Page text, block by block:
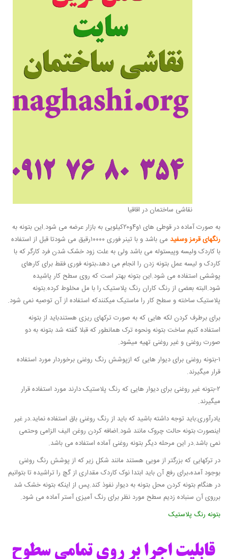
نقاشی ساختمان در اقاقیا
به صورت آماده در قوطی های ۱و۴و۲۰کیلویی به بازار عرضه می شود.این بتونه به
رنگهای قرمز وسفید
می باشد و با تینر فوری ۱۰۰۰۰رقیق می شودتا قبل از استفاده
با کاردک ولیسه وپیستوله می باشد ولی به علت زود خشک شدن فرد کارگر که با
کاردک و لیسه عمل بتونه زدن را انجام می دهد،بتونه فوری فقط برای کارهای
پوششی استفاده می شود.این بتونه بهتر است که روی سطح کار پاشیده
شود.البته بعضی از رنگ کاران رنگ پلاستیک را با مل مخلوط کرده.بتونه
پلاستیک ساخته و سطح کار را ماستیک میکنندکه استفاده از آن توصیه نمی شود.
برای برطرف کردن لکه هایی که به صورت ترکهای ریزی هستندباید از بتونه
استفاده کنیم ساخت بتونه ونحوه ترک همانطور که قبلا گفته شد بتونه به دو
صورت روغنی و غیر روغنی تهیه میشود.
۱-بتونه روغنی برای دیوار هایی که ازپوشش رنگ روغنی برخوردار مورد استفاده
قرار میگیرند.
۲-بتونه غیر روغنی برای دیوار هایی که رنگ پلاستیک دارند مورد استفاده قرار
میگیرند.
یادرآوری:باید توجه داشته باشید که باید از رنگ روغنی باق استفاده نماید.در غیر
اینصورت بتونه حالت چروک مانند شود.اضافه کردن روغن الیف الزامی وحتمی
نمی باشد.در این مرحله دیگر بتونه روغنی آماده استفاده می باشد.
در ترکهایی که بزرگتر از مویی هستند مانند شکل زیر که از پوشش رنگ روغنی
بوجود آمده،برای رفع آن باید ابتدا نوک کاردک مقداری از گچ را تراشیده تا بتوانیم
در هنگام بتونه کردن محل بتونه به دیوار نفوذ کند.پس از اینکه بتونه خشک شد
برروی آن سنباده زدیم سطح مورد نظر برای رنگ آمیزی آستر آماده می شود.
بتونه رنگ پلاستیک